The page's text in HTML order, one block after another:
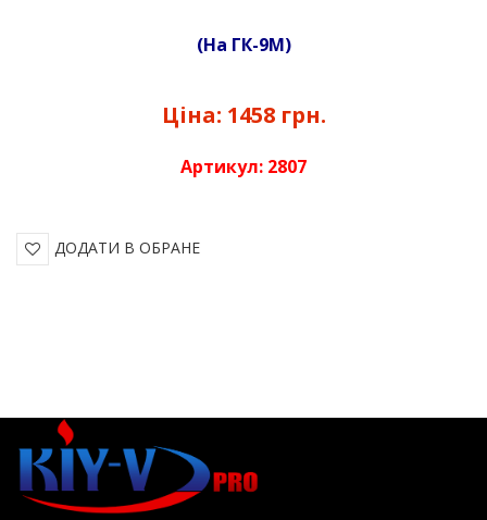
(На ГК-9М)
Ціна: 1458 грн.
Артикул: 2807
ДОДАТИ В ОБРАНЕ